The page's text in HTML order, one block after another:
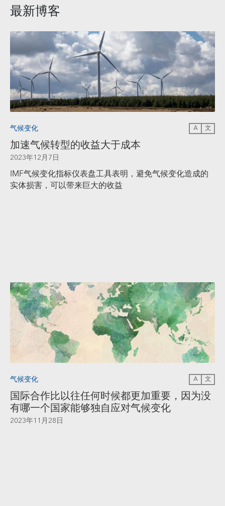
最新博客
气候变化 A 文
加速气候转型的收益大于成本
2023年12月7日
IMF气候变化指标仪表盘工具表明，避免气候变化造成的
实体损害，可以带来巨大的收益
气候变化 A 文
国际合作比以往任何时候都更加重要，因为没
有哪一个国家能够独自应对气候变化
2023年11月28日